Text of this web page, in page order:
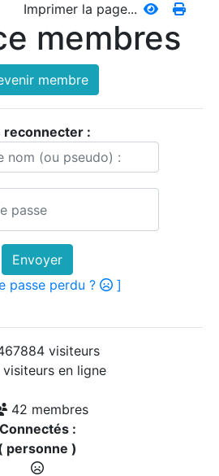
Imprimer la page...
membres
membre
reconnecter :
Envoyer
passe perdu ?
]
visiteurs
visiteurs en ligne
42 membres
Connectés :
personne )